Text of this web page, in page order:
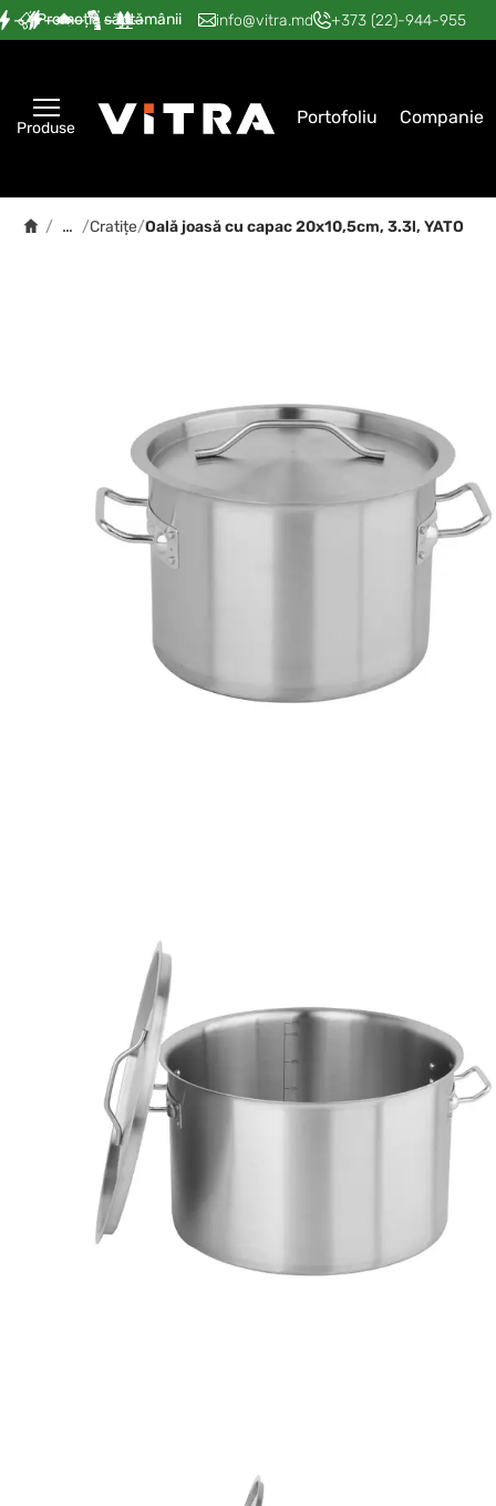
Promoția săptămânii
— — — — — info@vitra.md +373 (22)-944-955
Produse Portofoliu Companie
/ … /Cratițe/Oală joasă cu capac 20x10,5cm, 3.3l, YATO